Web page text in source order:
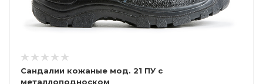
Сандалии кожаные мод. 21 ПУ с
металлоподноском